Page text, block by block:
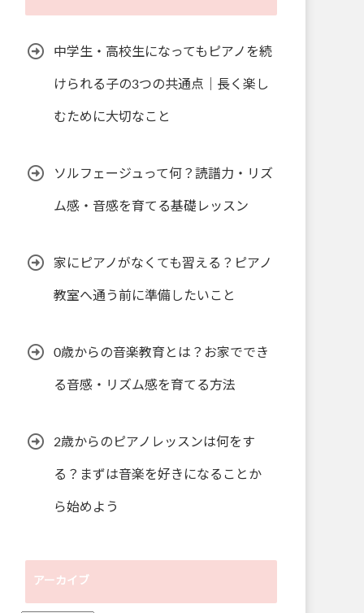
中学生・高校生になってもピアノを続
けられる子の3つの共通点｜長く楽し
むために大切なこと
ソルフェージュって何？読譜力・リズ
ム感・音感を育てる基礎レッスン
家にピアノがなくても習える？ピアノ
教室へ通う前に準備したいこと
0歳からの音楽教育とは？お家ででき
る音感・リズム感を育てる方法
2歳からのピアノレッスンは何をす
る？まずは音楽を好きになることか
ら始めよう
アーカイブ